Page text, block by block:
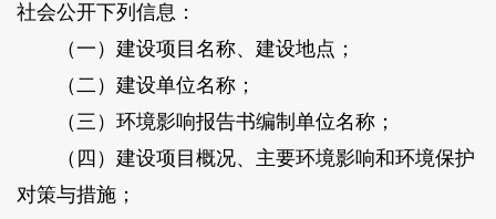
社会公开下列信息：
（一）建设项目名称、建设地点；
（二）建设单位名称；
（三）环境影响报告书编制单位名称；
（四）建设项目概况、主要环境影响和环境保护
对策与措施；